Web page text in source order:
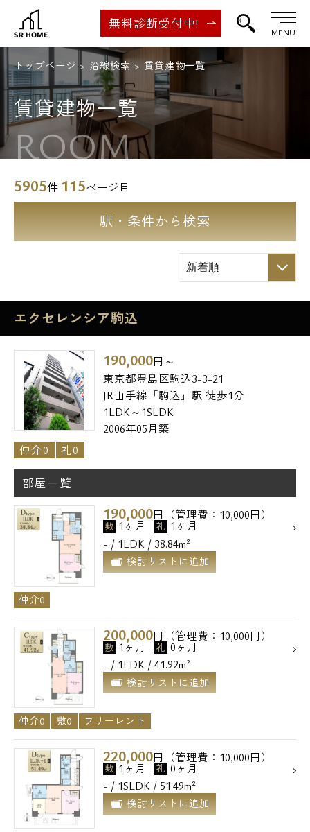
無料診断受付中!
MENU
トップページ 沿線検索 賃貸建物一覧
賃貸建物一覧
ROOM
5905件 115ページ目
駅・条件から検索
エクセレンシア駒込
190,000円～
東京都豊島区駒込3-3-21
JR山手線「駒込」駅 徒歩1分
1LDK～1SLDK
2006年05月築
仲介0
礼0
部屋一覧
190,000円（管理費：10,000円）
敷 1ヶ月 礼 1ヶ月
- / 1LDK / 38.84m²
検討リストに追加
仲介0
200,000円（管理費：10,000円）
敷 1ヶ月 礼 0ヶ月
- / 1LDK / 41.92m²
検討リストに追加
仲介0 敷0 フリーレント
220,000円（管理費：10,000円）
敷 1ヶ月 礼 0ヶ月
- / 1SLDK / 51.49m²
検討リストに追加